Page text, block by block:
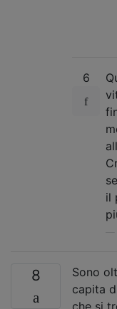
6
il
8
Sono
capita
che si